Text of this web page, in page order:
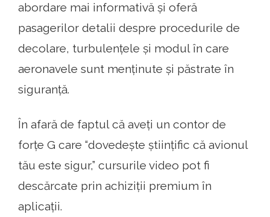
abordare mai informativă și oferă
pasagerilor detalii despre procedurile de
decolare, turbulențele și modul în care
aeronavele sunt menținute și păstrate în
siguranță.
În afară de faptul că aveți un contor de
forțe G care “dovedește științific că avionul
tău este sigur,” cursurile video pot fi
descărcate prin achiziții premium în
aplicații.